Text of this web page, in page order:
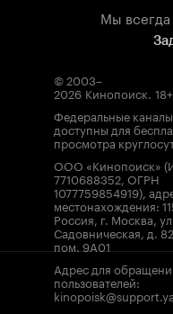
Мы всегда
© 2003–
2026 Кинопоиск. 18+
Федеральные каналы
доступны для
просмотра
ООО «Кинопоиск»
7710688352, ОГРН
1077759854919),
местонахождения:
Россия, г. Москва,
Садовническая, д.
пом. 9А01
Адрес для
пользователей: